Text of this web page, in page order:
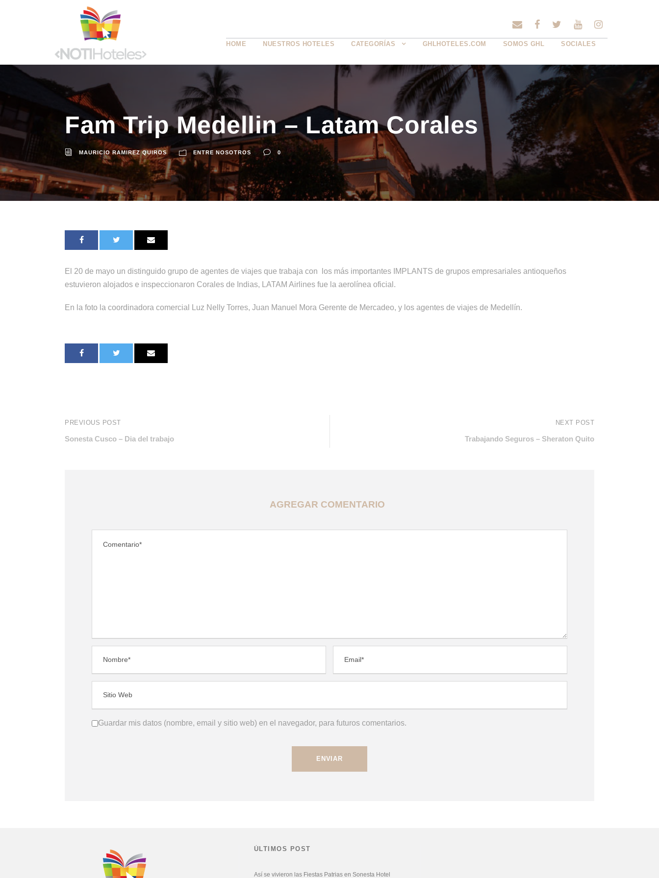
HOME NUESTROS HOTELES CATEGORÍAS GHLHOTELES.COM SOMOS GHL SOCIALES
Fam Trip Medellin – Latam Corales
MAURICIO RAMIREZ QUIROS ENTRE NOSOTROS 0
El 20 de mayo un distinguido grupo de agentes de viajes que trabaja con los más importantes IMPLANTS de grupos empresariales antioqueños
estuvieron alojados e inspeccionaron Corales de Indias, LATAM Airlines fue la aerolínea oficial.
En la foto la coordinadora comercial Luz Nelly Torres, Juan Manuel Mora Gerente de Mercadeo, y los agentes de viajes de Medellín.
PREVIOUS POST
Sonesta Cusco – Dia del trabajo
NEXT POST
Trabajando Seguros – Sheraton Quito
AGREGAR COMENTARIO
Guardar mis datos (nombre, email y sitio web) en el navegador, para futuros comentarios.
ÚLTIMOS POST
Así se vivieron las Fiestas Patrias en Sonesta Hotel